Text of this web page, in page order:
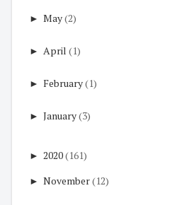
► May(2)
► April (1)
► February(1)
► January(3)
► 2020(161)
► November(12)